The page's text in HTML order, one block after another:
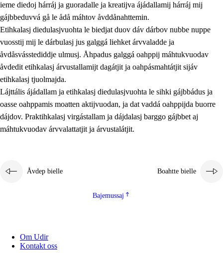
ieme diedoj hárráj ja guoradalle ja kreatijva ájádallamij hárráj mij
gájbbeduvvá gå le ådå máhtov åvddånahttemin.
Etihkalasj diedulasjvuohta le biedjat duov dáv dárbov nubbe nuppe
vuosstij mij le dárbulasj jus galggá liehket árvvaladde ja
åvdåsvásstediddje ulmusj. Åhpadus galggá oahppij máhtukvuodav
åvdedit etihkalasj árvustallamijt dagátjit ja oahpásmahtátjit sijáv
etihkalasj tjuolmajda.
Lájttális ájádallam ja etihkalasj diedulasjvuohta le sihki gájbbádus ja
oasse oahppamis moatten aktijvuodan, ja dat vaddá oahppijda buorre
dájdov. Praktihkalasj virgástallam ja dájdalasj barggo gájbbet aj
máhtukvuodav árvvalattatjit ja árvustalátjit.
Åvdep bielle Boahtte bielle
Bajemussaj
Om Udir
Kontakt oss